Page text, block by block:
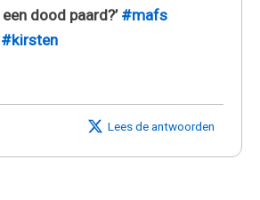
dood paard?’ #mafs
#kirsten
Lees de antwoorden